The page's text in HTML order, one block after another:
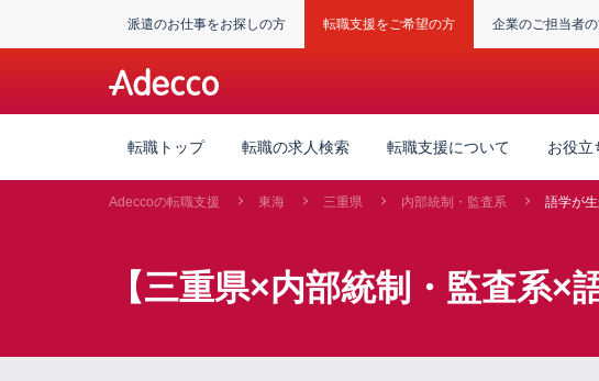
派遣のお仕事をお探しの方 転職支援をご希望の方 企業のご担当者
転職トップ 転職の求人検索 転職支援について お役立
Adeccoの転職支援 東海 三重県 内部統制・監査系 語学が
【三重県×内部統制・監査系